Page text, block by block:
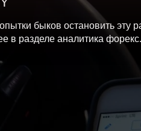
быков остановить эту
в разделе аналитика форекс.